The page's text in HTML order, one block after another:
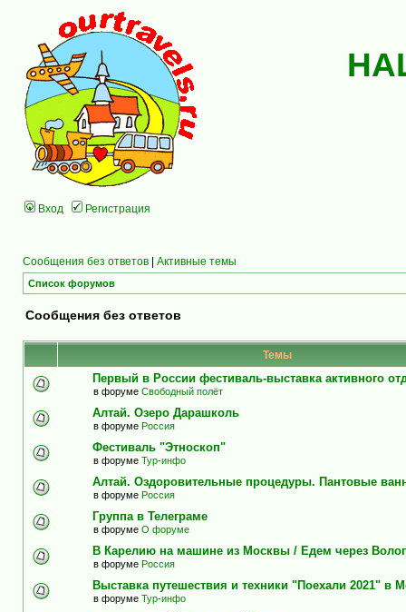
Вход Регистрация
Сообщения без ответов | Активные темы
Список форумов
Сообщения без ответов
Темы
Первый в России фестиваль-выставка активного
в форуме Свободный полёт
Алтай. Озеро Дарашколь
в форуме Россия
Фестиваль "Этноскоп"
в форуме Тур-инфо
Алтай. Оздоровительные процедуры. Пантовые
в форуме Россия
Группа в Телеграме
в форуме О форуме
В Карелию на машине из Москвы / Едем через
в форуме Россия
Выставка путешествия и техники "Поехали 2021" в
в форуме Тур-инфо